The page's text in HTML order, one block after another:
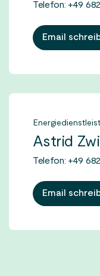
Telefon: +49
Email
Astrid
Telefon: +49
Email